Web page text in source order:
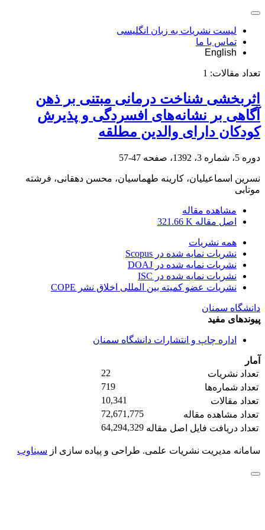
لیست نشریات به زبان انگلیسی
تماس با ما
English
تعداد مقالات: 1
اثربخشی شناخت درمانی مبتنی بر ذهن
آگاهی بر نشانه‌های افسردگی و پذیرش
کودکان دارای والدین مطلقه
دوره 5، شماره 3، 1392، صفحه 47-57
نسرین اسماعیلیان، کارینه طهماسیان، محسن دهقانی، فرشته
موتابی
مشاهده مقاله
اصل مقاله 321.66 K
همه نشریات
نشریات نمایه شده در Scopus
نشریات نمایه شده در DOAJ
نشریات نمایه شده در ISC
نشریات عضو کمیته بین المللی اخلاق نشر COPE
دانشگاه سمنان
پیوندهای مفید
اداره چاپ و انتشارات دانشگاه سمنان
آمار
تعداد نشریات
22
تعداد شماره‌ها
719
تعداد مقالات
10,341
تعداد مشاهده مقاله
72,671,775
تعداد دریافت فایل اصل مقاله 64,294,329
سامانه مدیریت نشریات علمی. طراحی و پیاده سازی از سیناوب